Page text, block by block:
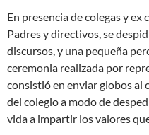
En presencia de colegas y
Padres y directivos, se
discursos, y una pequeña
ceremonia realizada por
consistió en enviar globos
del colegio a modo de
vida a impartir los valores